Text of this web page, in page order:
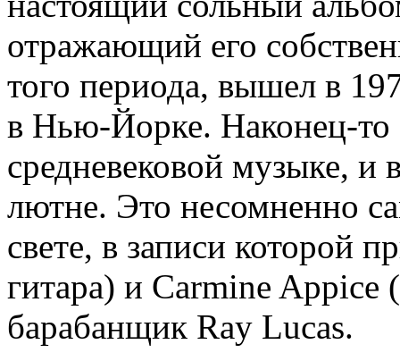
отражающий его
того периода, вышел в
в Нью-Йорке. Наконец-то
средневековой музыке, и
лютне. Это несомненно
свете, в записи которой
гитара) и Carmine Appice
барабанщик Ray Lucas.